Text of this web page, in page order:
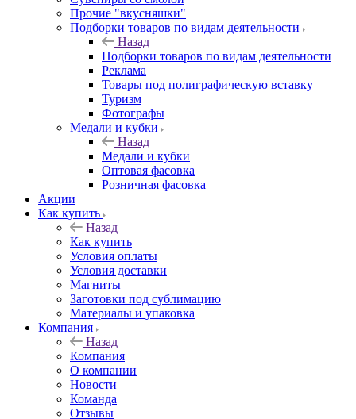
Прочие "вкусняшки"
Подборки товаров по видам деятельности
Назад
Подборки товаров по видам деятельности
Реклама
Товары под полиграфическую вставку
Туризм
Фотографы
Медали и кубки
Назад
Медали и кубки
Оптовая фасовка
Розничная фасовка
Акции
Как купить
Назад
Как купить
Условия оплаты
Условия доставки
Магниты
Заготовки под сублимацию
Материалы и упаковка
Компания
Назад
Компания
О компании
Новости
Команда
Отзывы